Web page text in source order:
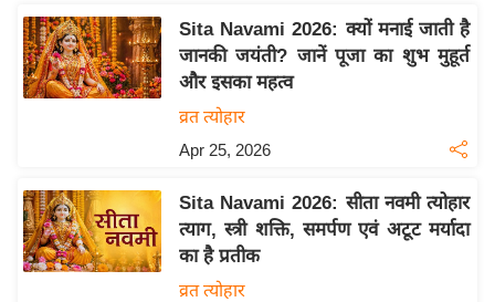
ग
त
वि
शे
रा
य
ब
Sita Navami 2026: क्यों मनाई जाती है
जानकी जयंती? जानें पूजा का शुभ मुहूर्त
और इसका महत्व
व्रत त्योहार
Apr 25, 2026
Sita Navami 2026: सीता नवमी त्योहार
त्याग, स्त्री शक्ति, समर्पण एवं अटूट मर्यादा
का है प्रतीक
व्रत त्योहार